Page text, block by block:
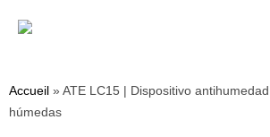
Accueil » ATE LC15 | Dispositivo
húmedas